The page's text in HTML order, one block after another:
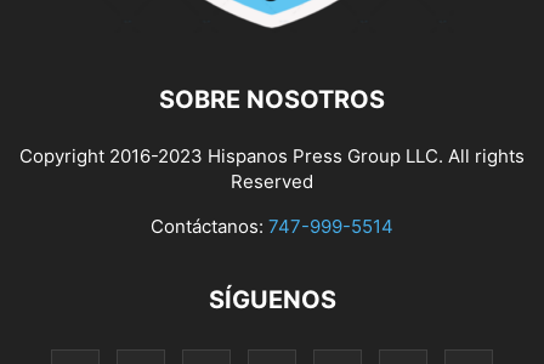
SOBRE NOSOTROS
Copyright 2016-2023 Hispanos Press Group LLC. All rights
Reserved
Contáctanos: 747-999-5514
SÍGUENOS